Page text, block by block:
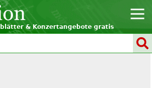
& Konzertangebote gratis